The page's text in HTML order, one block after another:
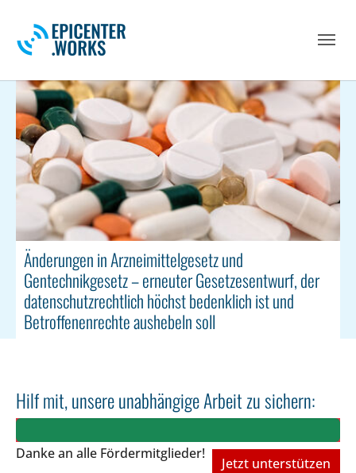
Änderungen in Arzneimittelgesetz und
Gentechnikgesetz – erneuter Gesetzesentwurf, der
datenschutzrechtlich höchst bedenklich ist und
Betroffenenrechte aushebeln soll
Hilf mit, unsere unabhängige Arbeit zu sichern:
Danke an alle Fördermitglieder!
Jetzt unterstützen